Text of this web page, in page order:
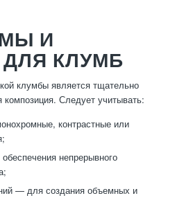
И
КЛУМБ
клумбы является тщательно
композиция. Следует учитывать:
контрастные или
непрерывного
— для создания объемных и